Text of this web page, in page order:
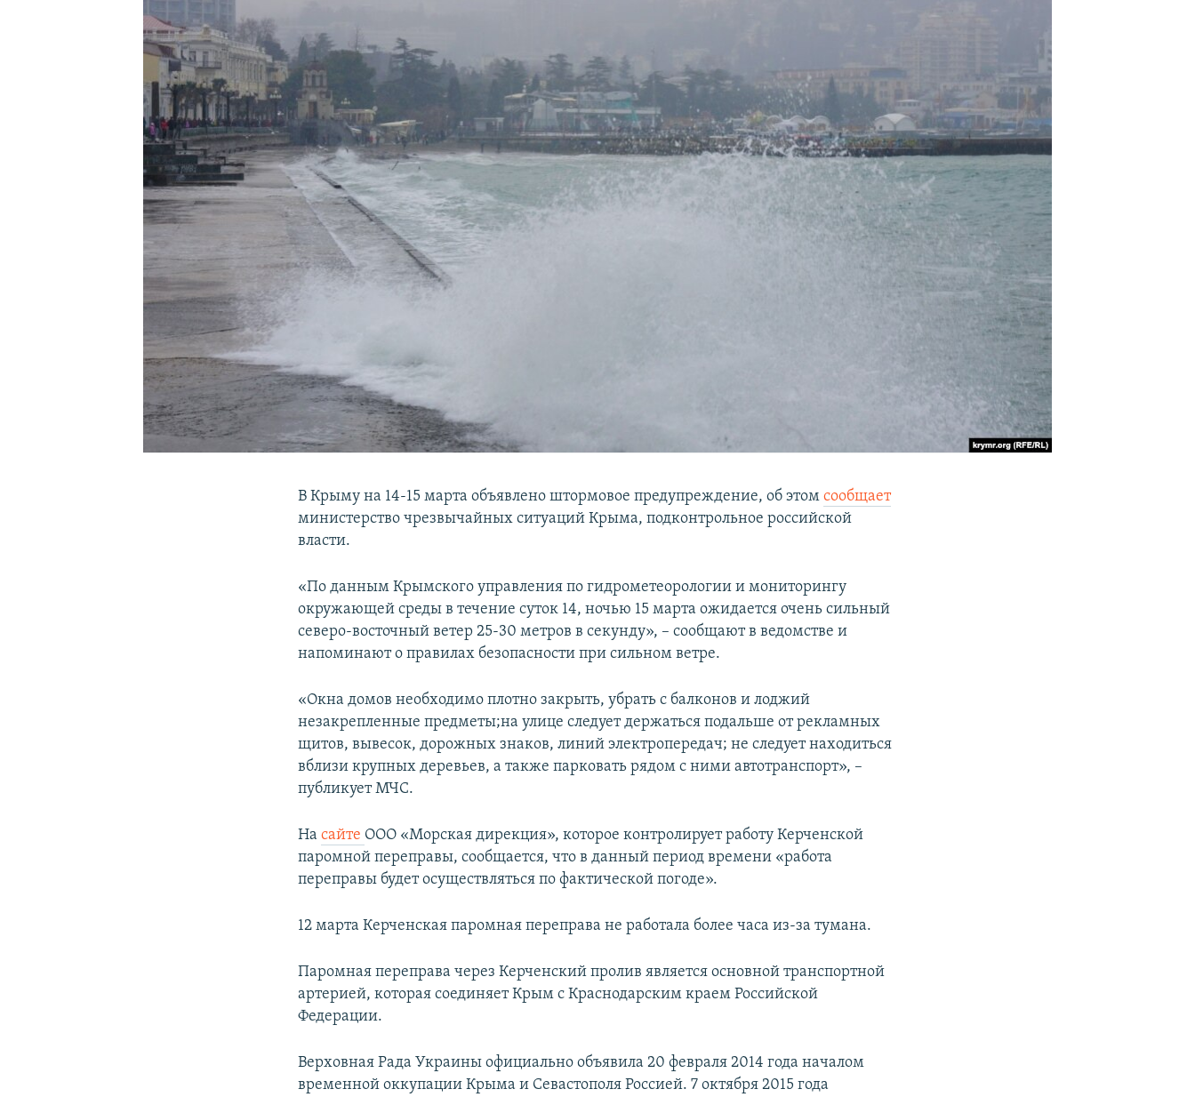
КРЫМ.НЕПОКОРЕННЫЙ
УКРАИНСКАЯ ПРОБЛЕМА КРЫМА
В Крыму на 14-15 марта объявлено штормовое предупреждение, об этомсообщает
министерство чрезвычайных ситуаций Крыма, подконтрольное российской
власти.
«По данным Крымского управления по гидрометеорологии и мониторингу
окружающей среды в течение суток 14, ночью 15 марта ожидается очень сильный
северо-восточный ветер 25-30 метров в секунду», – сообщают в ведомстве и
напоминают о правилах безопасности при сильном ветре.
«Окна домов необходимо плотно закрыть, убрать с балконов и лоджий
незакрепленные предметы;на улице следует держаться подальше от рекламных
щитов, вывесок, дорожных знаков, линий электропередач; не следует находиться
вблизи крупных деревьев, а также парковать рядом с ними автотранспорт», –
публикует МЧС.
Насайте ООО «Морская дирекция», которое контролирует работу Керченской
паромной переправы, сообщается, что в данный период времени «работа
переправы будет осуществляться по фактической погоде».
12 марта Керченская паромная переправа не работала более часа из-за тумана.
Паромная переправа через Керченский пролив является основной транспортной
артерией, которая соединяет Крым с Краснодарским краем Российской
Федерации.
Верховная Рада Украины официально объявила 20 февраля 2014 года началом
временной оккупации Крыма и Севастополя Россией. 7 октября 2015 года